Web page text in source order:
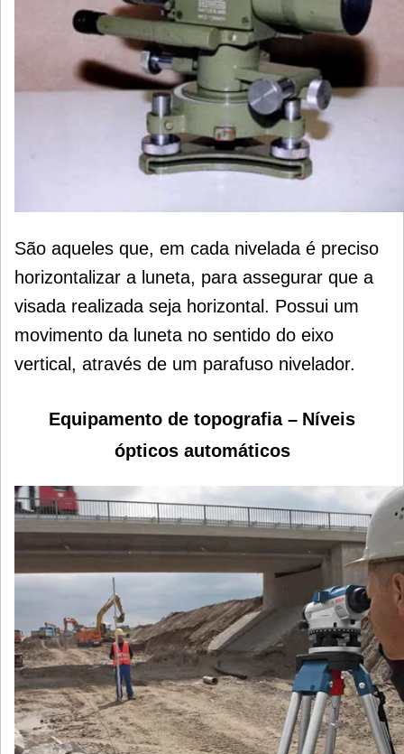
São aqueles que, em cada nivelada é preciso
horizontalizar a luneta, para assegurar que a
visada realizada seja horizontal. Possui um
movimento da luneta no sentido do eixo
vertical, através de um parafuso nivelador.
Equipamento de topografia – Níveis
ópticos automáticos